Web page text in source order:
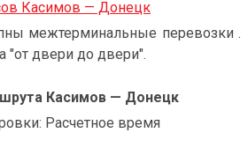
Касимов — Донецк
межтерминальные перевозки .
"от двери до двери".
Касимов — Донецк
Расчетное время